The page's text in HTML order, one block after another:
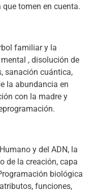
tomen en cuenta.
familiar y la
, disolución de
sanación cuántica,
la abundancia en
con la madre y
y del ADN, la
de la creación, capa
biológica
funciones,